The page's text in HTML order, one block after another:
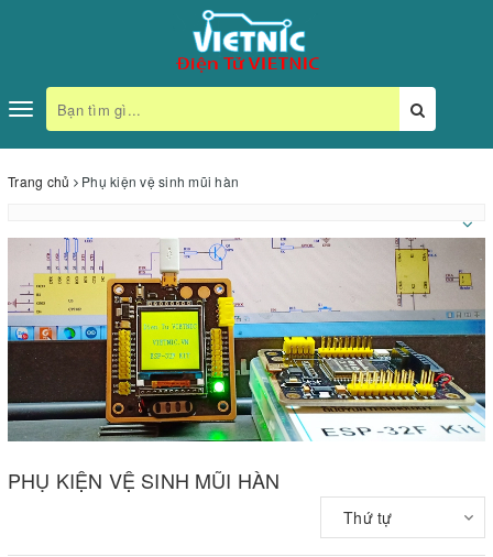
Toggle
navigation
Trang chủ Phụ kiện vệ sinh mũi hàn
PHỤ KIỆN VỆ SINH MŨI HÀN
Thứ tự